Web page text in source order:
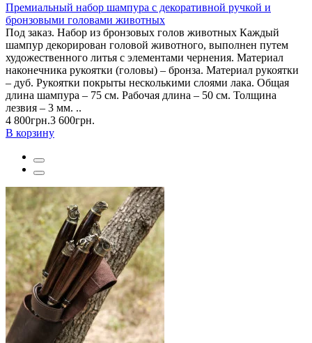
Премиальный набор шампура с декоративной ручкой и
бронзовыми головами животных
Под заказ. Набор из бронзовых голов животных Каждый
шампур декорирован головой животного, выполнен путем
художественного литья с элементами чернения. Материал
наконечника рукоятки (головы) – бронза. Материал рукоятки
– дуб. Рукоятки покрыты несколькими слоями лака. Общая
длина шампура – 75 см. Рабочая длина – 50 см. Толщина
лезвия – 3 мм. ..
4 800грн.3 600грн.
В корзину